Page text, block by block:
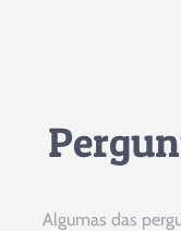
Algumas das